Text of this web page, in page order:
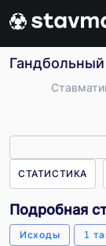
Гандбольный
СТАТИСТИКА
Подробная
Исходы 1